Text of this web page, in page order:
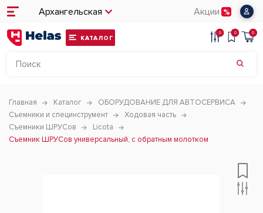
Архангельская Акции
КАТАЛОГ
0 0 0
Главная Каталог
ОБОРУДОВАНИЕ ДЛЯ АВТОСЕРВИСА
Съемники и специнструмент
Ходовая часть
Съемники ШРУСов
Licota
Съемник ШРУСов универсальный, с обратным молотком